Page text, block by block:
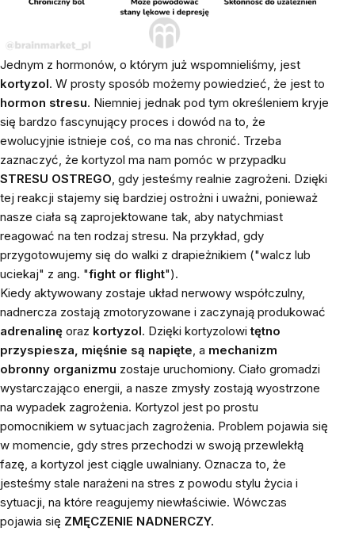
Jednym z hormonów, o którym już wspomnieliśmy, jest
kortyzol. W prosty sposób możemy powiedzieć, że jest to
hormon stresu. Niemniej jednak pod tym określeniem kryje
się bardzo fascynujący proces i dowód na to, że
ewolucyjnie istnieje coś, co ma nas chronić. Trzeba
zaznaczyć, że kortyzol ma nam pomóc w przypadku
STRESU OSTREGO, gdy jesteśmy realnie zagrożeni. Dzięki
tej reakcji stajemy się bardziej ostrożni i uważni, ponieważ
nasze ciała są zaprojektowane tak, aby natychmiast
reagować na ten rodzaj stresu. Na przykład, gdy
przygotowujemy się do walki z drapieżnikiem ("walcz lub
uciekaj" z ang. "fight or flight").
Kiedy aktywowany zostaje układ nerwowy współczulny,
nadnercza zostają zmotoryzowane i zaczynają produkować
adrenalinę oraz kortyzol. Dzięki kortyzolowitętno
przyspiesza, mięśnie są napięte, a mechanizm
obronny organizmu zostaje uruchomiony. Ciało gromadzi
wystarczająco energii, a nasze zmysły zostają wyostrzone
na wypadek zagrożenia. Kortyzol jest po prostu
pomocnikiem w sytuacjach zagrożenia. Problem pojawia się
w momencie, gdy stres przechodzi w swoją przewlekłą
fazę, a kortyzol jest ciągle uwalniany. Oznacza to, że
jesteśmy stale narażeni na stres z powodu stylu życia i
sytuacji, na które reagujemy niewłaściwie. Wówczas
pojawia się ZMĘCZENIE NADNERCZY.